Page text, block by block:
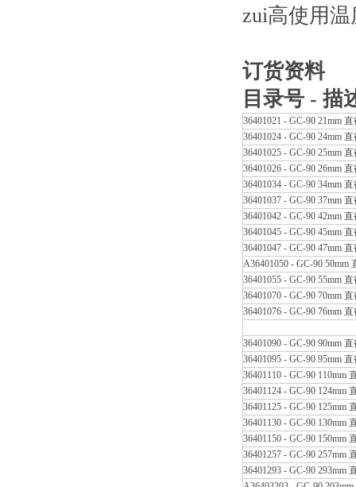
zui高使用温
订货资料
目录号 - 描
36401021 - GC-90 21mm
36401024 - GC-90 24mm
36401025 - GC-90 25mm
36401026 - GC-90 26mm
36401034 - GC-90 34mm
36401037 - GC-90 37mm
36401042 - GC-90 42mm
36401045 - GC-90 45mm
36401047 - GC-90 47mm
A36401050 - GC-90 50mm
36401055 - GC-90 55mm
36401070 - GC-90 70mm
36401076 - GC-90 76mm
36401090 - GC-90 90mm
36401095 - GC-90 95mm
36401110 - GC-90 110mm
36401124 - GC-90 124mm
36401125 - GC-90 125mm
36401130 - GC-90 130mm
36401150 - GC-90 150mm
36401257 - GC-90 257mm
36401293 - GC-90 293mm